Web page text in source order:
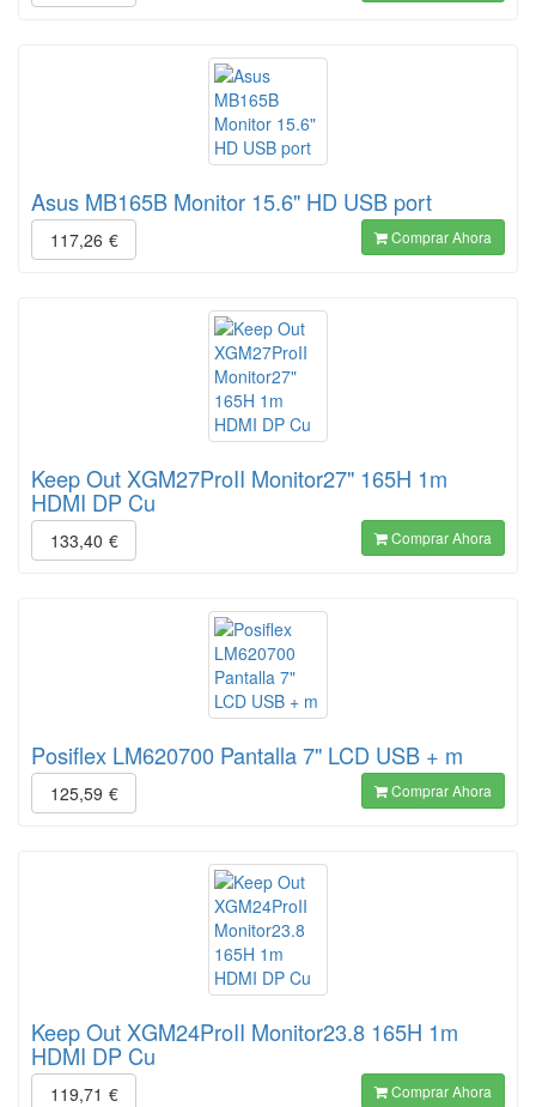
Asus MB165B Monitor 15.6" HD USB port
117,26 € Comprar Ahora
Keep Out XGM27ProII Monitor27" 165H 1m
HDMI DP Cu
133,40 € Comprar Ahora
Posiflex LM620700 Pantalla 7" LCD USB + m
125,59 € Comprar Ahora
Keep Out XGM24ProII Monitor23.8 165H 1m
HDMI DP Cu
119,71 € Comprar Ahora